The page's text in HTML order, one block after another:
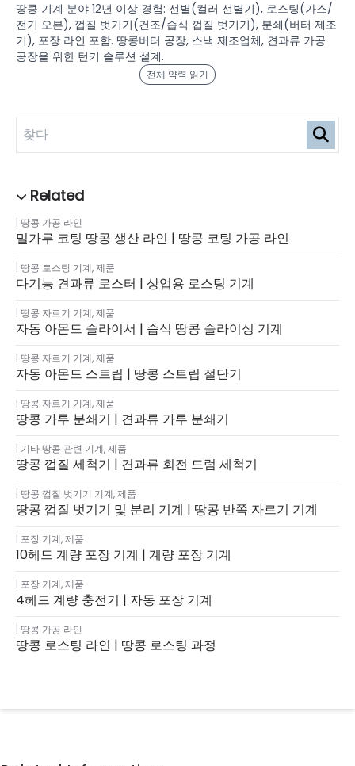
땅콩 기계 분야 12년 이상 경험: 선별(컬러 선별기), 로스팅(가스/
전기 오븐), 껍질 벗기기(건조/습식 껍질 벗기기), 분쇄(버터 제조
기), 포장 라인 포함. 땅콩버터 공장, 스낵 제조업체, 견과류 가공
공장을 위한 턴키 솔루션 설계.
전체 약력 읽기
땅콩 가공 라인
밀가루 코팅 땅콩 생산 라인 | 땅콩 코팅 가공 라인
땅콩 로스팅 기계,제품
다기능 견과류 로스터 | 상업용 로스팅 기계
땅콩 자르기 기계,제품
자동 아몬드 슬라이서 | 습식 땅콩 슬라이싱 기계
땅콩 자르기 기계,제품
자동 아몬드 스트립 | 땅콩 스트립 절단기
땅콩 자르기 기계,제품
땅콩 가루 분쇄기 | 견과류 가루 분쇄기
기타 땅콩 관련 기계,제품
땅콩 껍질 세척기 | 견과류 회전 드럼 세척기
땅콩 껍질 벗기기 기계,제품
땅콩 껍질 벗기기 및 분리 기계 | 땅콩 반쪽 자르기 기계
포장 기계,제품
10헤드 계량 포장 기계 | 계량 포장 기계
포장 기계,제품
4헤드 계량 충전기 | 자동 포장 기계
땅콩 가공 라인
땅콩 로스팅 라인 | 땅콩 로스팅 과정